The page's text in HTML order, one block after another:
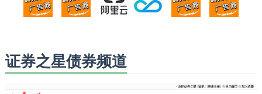
广告位招商_广告位待售
广告位招商_广告位待售
打折活动、99元/年优惠打折，99元/年
广告位招商_
证券之星债券频道